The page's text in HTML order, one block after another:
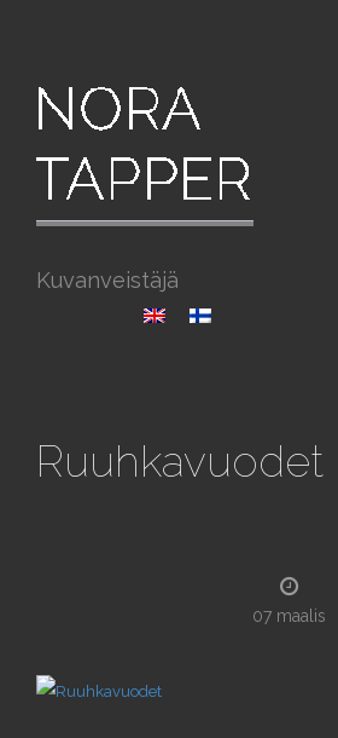
Kuvanveistäjä
Ruuhkavuodet
07 maalis